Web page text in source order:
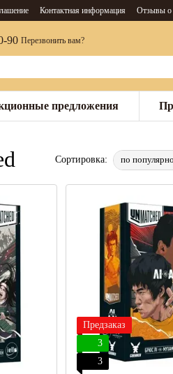
Контактная информация Отзывы о
90 Перезвонить вам?
предложения
Сортировка: по
Предзаказ
3
3